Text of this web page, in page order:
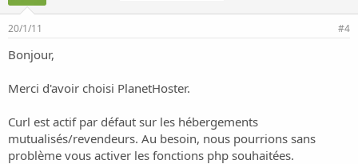
20/1/11 #4
Bonjour,
Merci d'avoir choisi PlanetHoster.
Curl est actif par défaut sur les hébergements
mutualisés/revendeurs. Au besoin, nous pourrions sans
problème vous activer les fonctions php souhaitées.